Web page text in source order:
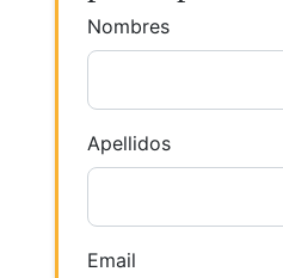
Nombres
Apellidos
Email